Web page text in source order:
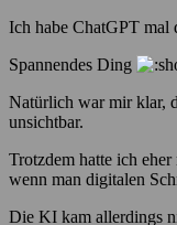
Ich habe ChatGPT mal
Spannendes Ding
Natürlich war mir klar,
unsichtbar.
Trotzdem hatte ich
wenn man digitalen
Die KI kam allerdings